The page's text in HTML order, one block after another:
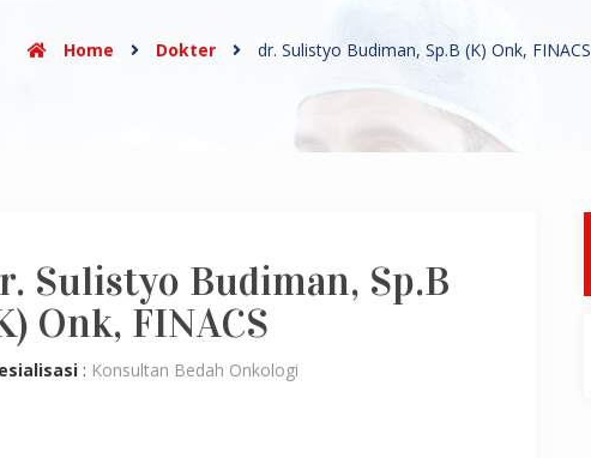
Home Dokter dr. Sulistyo Budiman, Sp.B (K) Onk, FINACS
Sulistyo Budiman, Sp.B
Onk, FINACS
: Konsultan Bedah Onkologi